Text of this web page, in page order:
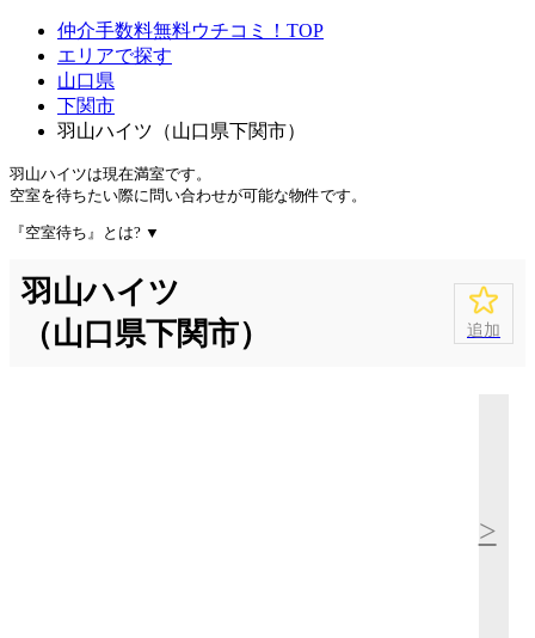
仲介手数料無料ウチコミ！TOP
エリアで探す
山口県
下関市
羽山ハイツ（山口県下関市）
羽山ハイツは現在満室です。
空室を待ちたい際に問い合わせが可能な物件です。
『空室待ち』とは? ▼
羽山ハイツ
（山口県下関市）
追加
>